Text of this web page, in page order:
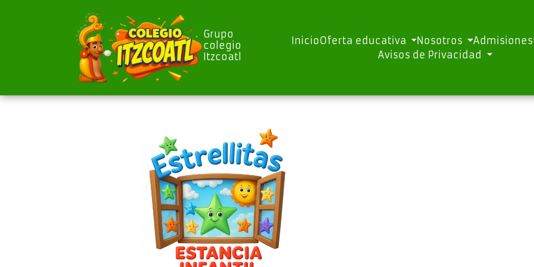
Grupo
colegio
Itzcoatl
InicioOferta educativa Nosotros Admisiones
Avisos de Privacidad